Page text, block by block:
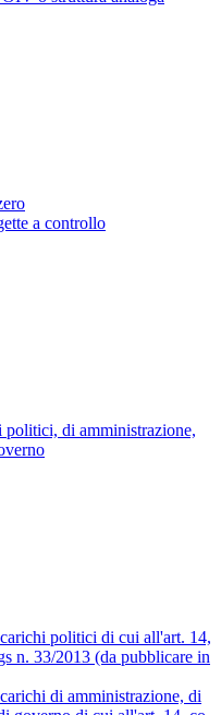
a controllo
di amministrazione,
politici di cui all'art. 14,
n. 33/2013 (da pubblicare in
di amministrazione, di